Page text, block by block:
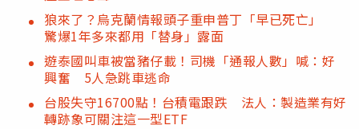
狼來了？烏克蘭情報頭子重申普丁「早已死亡」
驚爆1年多來都用「替身」露面
遊泰國叫車被當豬仔載！司機「通報人數」喊：好
興奮 5人急跳車逃命
台股失守16700點！台積電跟跌 法人：製造業有好
轉跡象可關注這一型ETF